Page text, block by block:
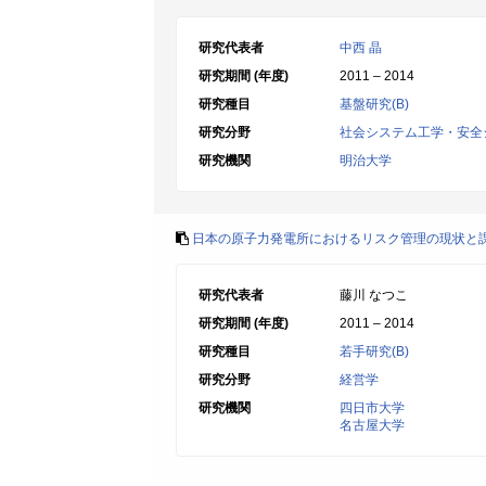
研究代表者
中西 晶
研究期間 (年度)
2011 – 2014
研究種目
基盤研究(B)
研究分野
社会システム工学・安全
研究機関
明治大学
日本の原子力発電所におけるリスク管理の現状と
研究代表者
藤川 なつこ
研究期間 (年度)
2011 – 2014
研究種目
若手研究(B)
研究分野
経営学
研究機関
四日市大学
名古屋大学